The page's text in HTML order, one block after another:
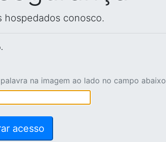
hospedados conosco.
na imagem ao lado no campo abaixo